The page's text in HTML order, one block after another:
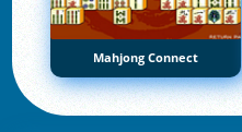
Mahjong Connect